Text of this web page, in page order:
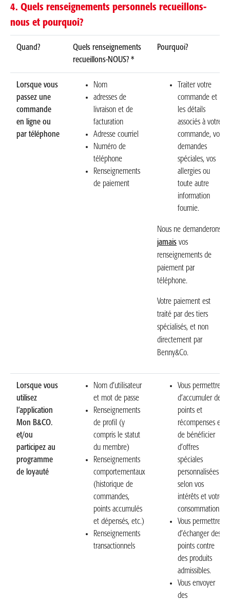
4. Quels renseignements personnels recueillons-
nous et pourquoi?
Quand?
Quels renseignements
recueillons-NOUS? *
Pourquoi?
Lorsque vous
passez une
commande
en ligne ou
par téléphone
Nom
adresses de
livraison et de
facturation
Adresse courriel
Numéro de
téléphone
Renseignements
de paiement
Traiter votre
commande et
les détails
associés à votre
commande, vos
demandes
spéciales, vos
allergies ou
toute autre
information
fournie.
Nous ne demanderons
jamais vos
renseignements de
paiement par
téléphone.
Votre paiement est
traité par des tiers
spécialisés, et non
directement par
Benny&Co.
Lorsque vous
utilisez
l’application
Mon B&CO.
et/ou
participez au
programme
de loyauté
Nom d’utilisateur
et mot de passe
Renseignements
de profil (y
compris le statut
du membre)
Renseignements
comportementaux
(historique de
commandes,
points accumulés
et dépensés, etc.)
Renseignements
transactionnels
Vous permettre
d’accumuler des
points et
récompenses et
de bénéficier
d’offres
spéciales
personnalisées
selon vos
intérêts et votre
consommation.
Vous permettre
d’échanger des
points contre
des produits
admissibles.
Vous envoyer
des